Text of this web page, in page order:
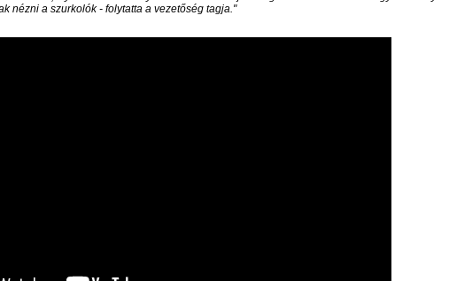
nézni a szurkolók - folytatta a vezetőség tagja.